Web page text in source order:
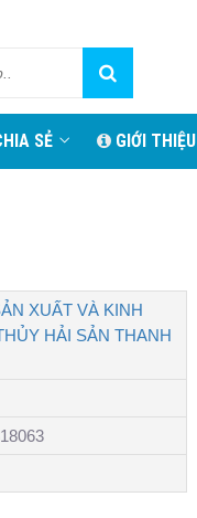
SẺ GIỚI THIỆU
XUẤT VÀ KINH
HẢI SẢN THANH